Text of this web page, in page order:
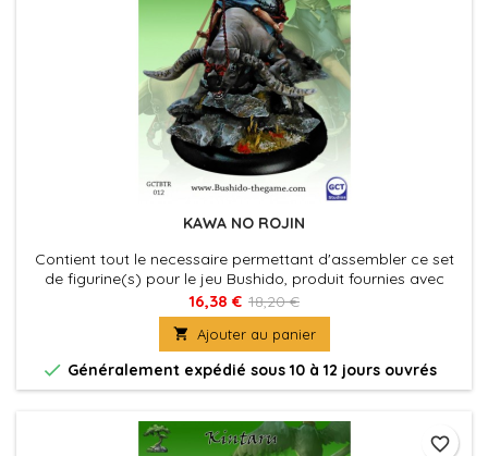
KAWA NO ROJIN
Contient tout le necessaire permettant d'assembler ce set
de figurine(s) pour le jeu Bushido, produit fournies avec
leurs socles en plastique. Figurine(s) à peindre et à
assembler
16,38 € 18,20 €
 Ajouter au panier
 Généralement expédié sous 10 à 12 jours ouvrés
favorite_border